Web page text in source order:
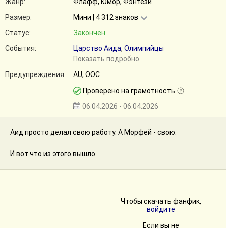
Размер:
Мини | 4 312 знаков
Статус:
Закончен
События:
Царство Аида, Олимпийцы
Показать подробно
Предупреждения:
AU, ООС
Проверено на грамотность
06.04.2026 - 06.04.2026
Аид просто делал свою работу. А Морфей - свою.
И вот что из этого вышло.
Чтобы скачать фанфик,
войдите
Если вы не